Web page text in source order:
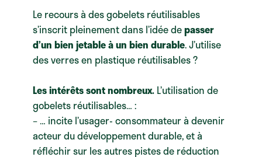
Le recours à des gobelets réutilisables
s’inscrit pleinement dans l’idée depasser
d’un bien jetable à un bien durable. J’utilise
des verres en plastique réutilisables ?
Les intérêts sont nombreux. L’utilisation de
gobelets réutilisables… :
– … incite l’usager- consommateur à devenir
acteur du développement durable, et à
réfléchir sur les autres pistes de réduction